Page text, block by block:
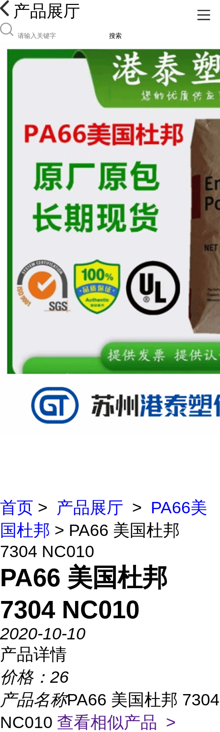
产品展厅
搜索
首页 > 产品展厅 > PA66美
国杜邦 > PA66 美国杜邦
7304 NC010
PA66 美国杜邦
7304 NC010
2020-10-10
产品详情
价格： 26
产品名称PA66 美国杜邦 7304
NC010 查看相似产品 >